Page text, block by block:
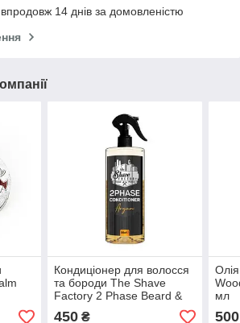
14 днів за домовленістю
Кондиціонер для волосся
та бороди The Shave
Factory 2 Phase Beard &
Hair Conditioner Argan 500
450₴
мл
500